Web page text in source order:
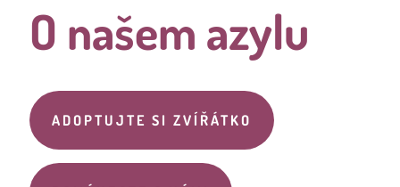
O našem azylu
ADOPTUJTE SI ZVÍŘÁTKO